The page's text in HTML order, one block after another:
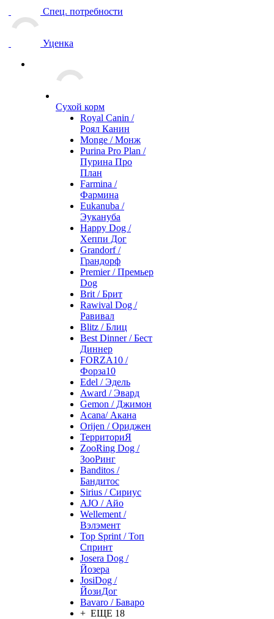
Спец. потребности
Уценка
Сухой корм
Royal Canin /
Роял Канин
Monge / Монж
Purina Pro Plan /
Пурина Про
План
Farmina /
Фармина
Eukanuba /
Эукануба
Happy Dog /
Хеппи Дог
Grandorf /
Грандорф
Premier / Премьер
Dog
Brit / Брит
Rawival Dog /
Равивал
Blitz / Блиц
Best Dinner / Бест
Диннер
FORZA10 /
Форза10
Edel / Эдель
Award / Эвард
Gemon / Джимон
Acana/ Акана
Orijen / Ориджен
ТерриториЯ
ZooRing Dog /
ЗооРинг
Banditos /
Бандитос
Sirius / Сириус
AJO / Айо
Wellement /
Вэлэмент
Top Sprint / Топ
Спринт
Josera Dog /
Йозера
JosiDog /
ЙозиДог
Bavaro / Баваро
+ ЕЩЕ 18